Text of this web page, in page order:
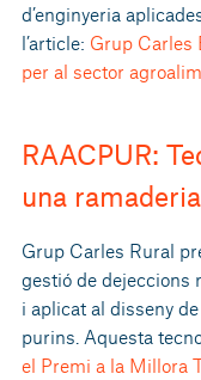
d’enginyeria
l’article: Grup Carles
per al sector
RAACPUR:
una
Grup Carles Rural
gestió de dejeccions
i aplicat al disseny
purins. Aquesta
el Premi a la Millora